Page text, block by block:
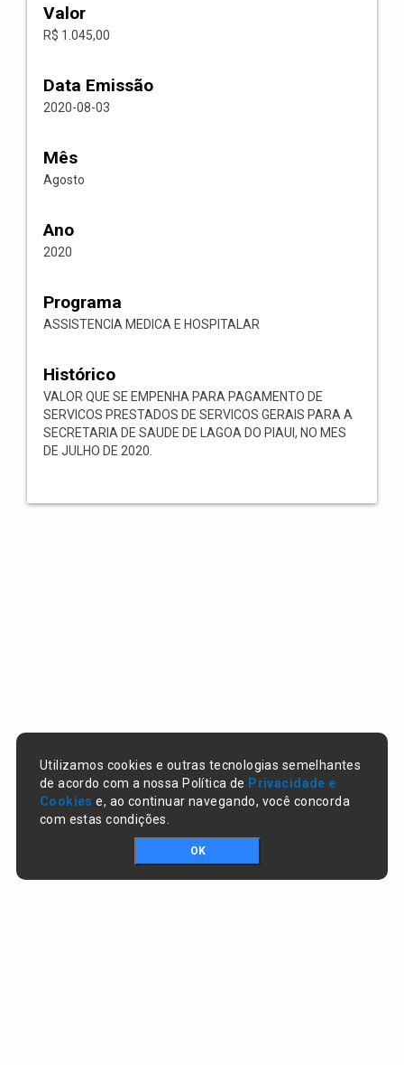
Valor
R$ 1.045,00
Data Emissão
2020-08-03
Mês
Agosto
Ano
2020
Programa
ASSISTENCIA MEDICA E HOSPITALAR
Histórico
VALOR QUE SE EMPENHA PARA PAGAMENTO DE
SERVICOS PRESTADOS DE SERVICOS GERAIS PARA A
SECRETARIA DE SAUDE DE LAGOA DO PIAUI, NO MES
DE JULHO DE 2020.
Utilizamos cookies e outras tecnologias semelhantes
de acordo com a nossa Política de Privacidade e
Cookies e, ao continuar navegando, você concorda
com estas condições.
OK